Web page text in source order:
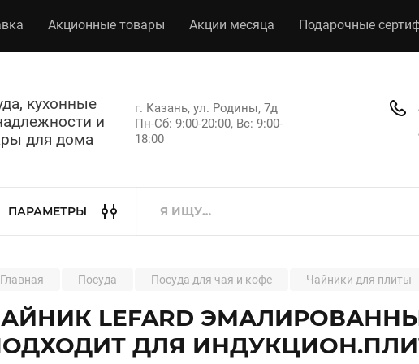
Акционные товары Акции месяца Подарочные
кухонные
и
для дома
г. Казань, ул. Родины, 7д
Пн-Сб: 9:00-20:00, Вс: 9:00-
18:00
ПАРАМЕТРЫ
Главная Посуда Посуда для чая и кофе Чайники для плиты
LEFARD
ДЛЯ